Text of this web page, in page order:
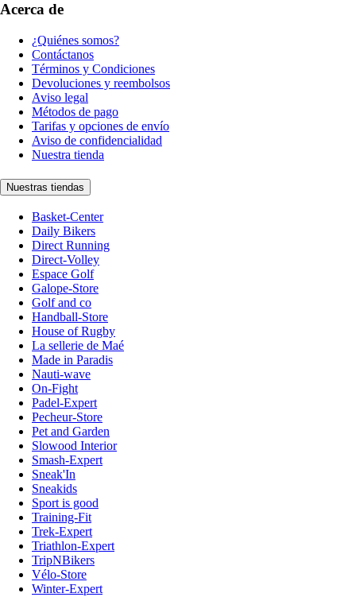
Acerca de
¿Quiénes somos?
Contáctanos
Términos y Condiciones
Devoluciones y reembolsos
Aviso legal
Métodos de pago
Tarifas y opciones de envío
Aviso de confidencialidad
Nuestra tienda
Nuestras tiendas
Basket-Center
Daily Bikers
Direct Running
Direct-Volley
Espace Golf
Galope-Store
Golf and co
Handball-Store
House of Rugby
La sellerie de Maé
Made in Paradis
Nauti-wave
On-Fight
Padel-Expert
Pecheur-Store
Pet and Garden
Slowood Interior
Smash-Expert
Sneak'In
Sneakids
Sport is good
Training-Fit
Trek-Expert
Triathlon-Expert
TripNBikers
Vélo-Store
Winter-Expert